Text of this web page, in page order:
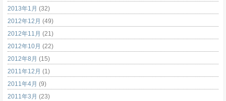
2013年1月 (32)
2012年12月 (49)
2012年11月 (21)
2012年10月 (22)
2012年8月 (15)
2011年12月 (1)
2011年4月 (9)
2011年3月 (23)